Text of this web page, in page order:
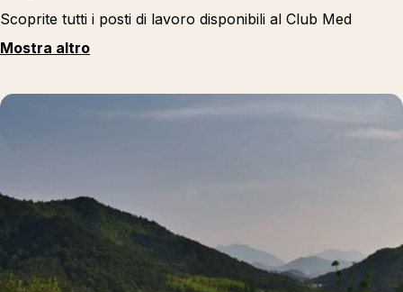
Scoprite tutti i posti di lavoro disponibili al Club Med
Mostra altro